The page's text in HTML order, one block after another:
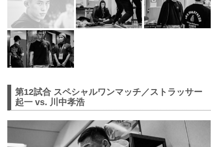
第12試合 スペシャルワンマッチ／ストラッサー
起一 vs. 川中孝浩